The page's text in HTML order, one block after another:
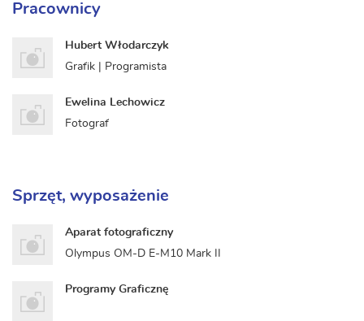
Pracownicy
Hubert Włodarczyk
Grafik | Programista
Ewelina Lechowicz
Fotograf
Sprzęt, wyposażenie
Aparat fotograficzny
Olympus OM-D E-M10 Mark II
Programy Graficznę